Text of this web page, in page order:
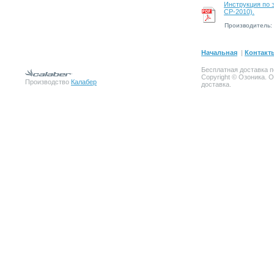
Инструкция по
CP-2010).
Производитель:
Начальная |
Производство Калабер
Бесплатная доставка
Copyright © Озоника.
доставка.